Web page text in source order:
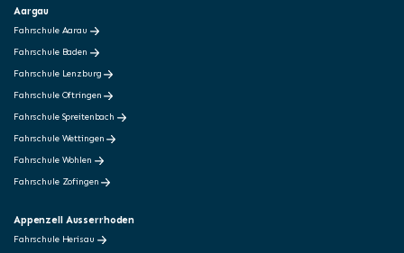
Aargau
Fahrschule Aarau
Fahrschule Baden
Fahrschule Lenzburg
Fahrschule Oftringen
Fahrschule Spreitenbach
Fahrschule Wettingen
Fahrschule Wohlen
Fahrschule Zofingen
Appenzell Ausserrhoden
Fahrschule Herisau